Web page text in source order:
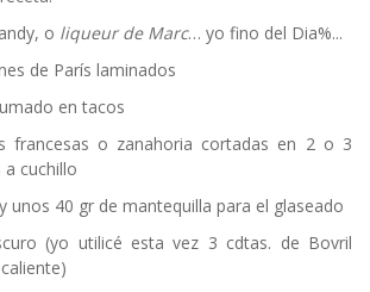
o liqueur de Marc… yo fino del Dia%...
de París laminados
en tacos
francesas o zanahoria cortadas en 2 o 3
cuchillo
unos 40 gr de mantequilla para el glaseado
(yo utilicé esta vez 3 cdtas. de Bovril